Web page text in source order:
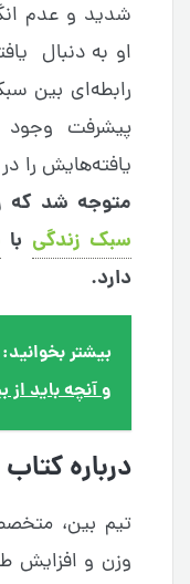
شدید و عدم
او به دنبال
رابطه‌ای بین
پیشرفت وجود
یافته‌هایش را
متوجه شد که
سبک زندگی با
دارد.
بیشتر بخوانید:
و آنچه باید از
درباره کتاب
تیم بین،
وزن و افزایش